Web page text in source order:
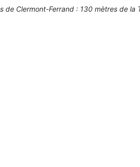
de Clermont-Ferrand : 130 mètres de